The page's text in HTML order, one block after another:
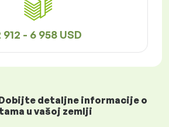
912 - 6 958 USD
detaljne informacije o
u vašoj zemlji